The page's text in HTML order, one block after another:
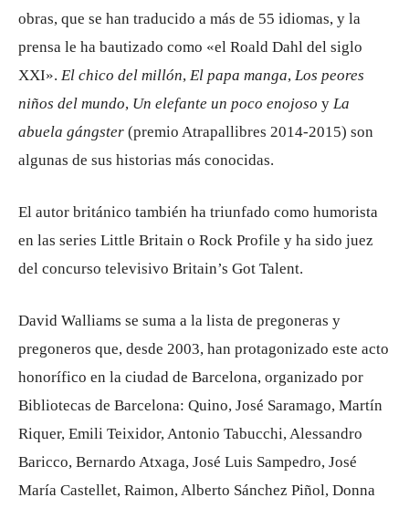
obras, que se han traducido a más de 55 idiomas, y la
prensa le ha bautizado como «el Roald Dahl del siglo
XXI». El chico del millón, El papa manga, Los peores
niños del mundo, Un elefante un poco enojoso y La
abuela gángster (premio Atrapallibres 2014-2015) son
algunas de sus historias más conocidas.
El autor británico también ha triunfado como humorista
en las series Little Britain o Rock Profile y ha sido juez
del concurso televisivo Britain’s Got Talent.
David Walliams se suma a la lista de pregoneras y
pregoneros que, desde 2003, han protagonizado este acto
honorífico en la ciudad de Barcelona, ​​organizado por
Bibliotecas de Barcelona: Quino, José Saramago, Martín
Riquer, Emili Teixidor, Antonio Tabucchi, Alessandro
Baricco, Bernardo Atxaga, José Luis Sampedro, José
María Castellet, Raimon, Alberto Sánchez Piñol, Donna